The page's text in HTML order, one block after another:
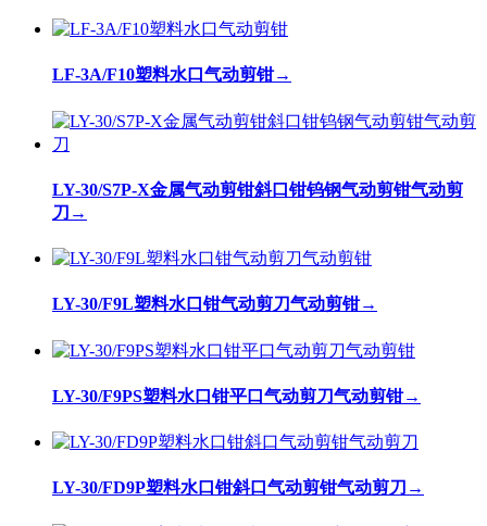
LF-3A/F10塑料水口气动剪钳→
LY-30/S7P-X金属气动剪钳斜口钳钨钢气动剪钳气动剪
刀 →
LY-30/F9L塑料水口钳气动剪刀气动剪钳→
LY-30/F9PS塑料水口钳平口气动剪刀气动剪钳→
LY-30/FD9P塑料水口钳斜口气动剪钳气动剪刀 →